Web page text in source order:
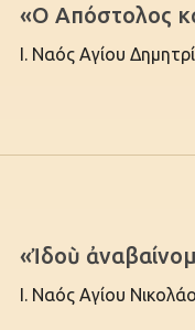
«Ο Απόστολος
Ι. Ναός Αγίου
«Ἰδοὺ
Ι. Ναός Αγίου